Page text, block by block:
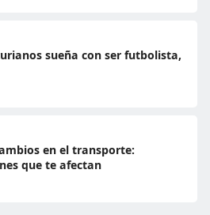
sueña con ser futbolista,
en el transporte:
que te afectan